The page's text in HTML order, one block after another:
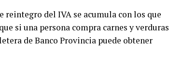
reintegro del IVA se acumula con los que
si una persona compra carnes y verduras
de Banco Provincia puede obtener